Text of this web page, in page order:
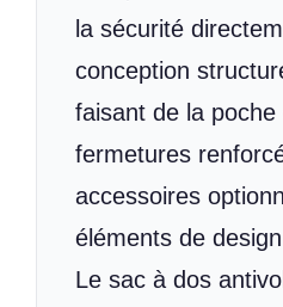
la sécurité
conception
faisant de la
fermetures
accessoires
éléments de
Le sac à dos